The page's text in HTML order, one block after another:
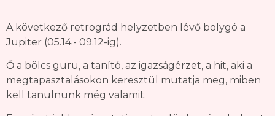
A következő retrográd helyzetben lévő bolygó a
Jupiter (05.14.- 09.12-ig).
Ő a bölcs guru, a tanító, az igazságérzet, a hit, aki a
megtapasztalásokon keresztül mutatja meg, miben
kell tanulnunk még valamit.